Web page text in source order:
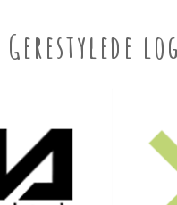
Gerestylede